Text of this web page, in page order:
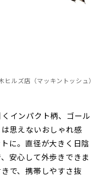
ルズ店（マッキントッシュ）
インパクト柄、ゴール
思えないおしゃれ感
に。直径が大きく日陰
安心して外歩きできま
で、携帯しやすさ抜